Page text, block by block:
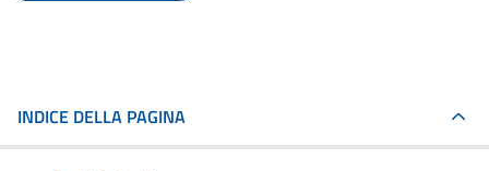
INDICE DELLA PAGINA